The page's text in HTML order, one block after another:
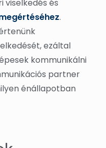
viselkedés és
.
ezáltal
kommunikálni
partner
énállapotban